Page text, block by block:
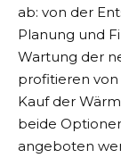
ab: von der
Planung und
Wartung der
profitieren von
Kauf der
beide
angeboten